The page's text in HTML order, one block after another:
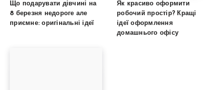
Що подарувати дівчині на
8 березня недороге але
приємне: оригінальні ідеї
Як красиво оформити
робочий простір? Кращі
ідеї оформлення
домашнього офісу